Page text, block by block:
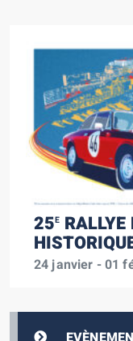
25E RALLYE
24 janvier - 01